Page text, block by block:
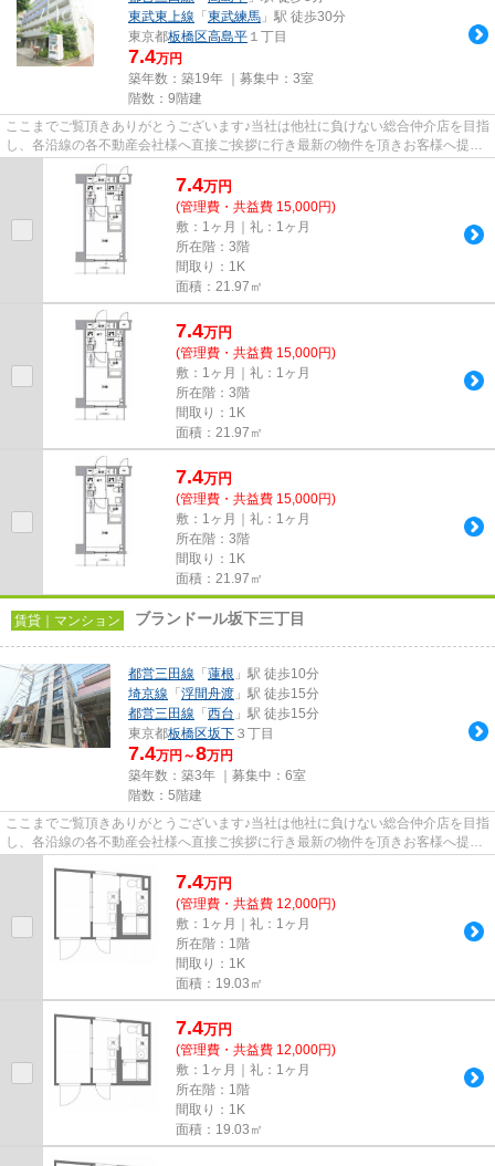
東武東上線 「 東武練馬 」駅 徒歩30分
東京都板橋区高島平 １丁目
7.4万円
築年数：築19年 ｜募集中： 3室
階数：9階建
ここまでご覧頂きありがとうございます♪当社は他社に負けない総合仲介店を目指
し、各沿線の各不動産会社様へ直接ご挨拶に行き最新の物件を頂きお客様へ提供
しております！最新の情報は...
7.4万円
(管理費・共益費 15,000円)
敷：1ヶ月｜礼：1ヶ月
所在階：3階
間取り：1K
面積：21.97㎡
7.4万円
(管理費・共益費 15,000円)
敷：1ヶ月｜礼：1ヶ月
所在階：3階
間取り：1K
面積：21.97㎡
7.4万円
(管理費・共益費 15,000円)
敷：1ヶ月｜礼：1ヶ月
所在階：3階
間取り：1K
面積：21.97㎡
賃貸｜マンション ブランドール坂下三丁目
都営三田線 「 蓮根 」駅 徒歩10分
埼京線 「 浮間舟渡 」駅 徒歩15分
都営三田線 「 西台 」駅 徒歩15分
東京都板橋区坂下 ３丁目
7.4万円～8万円
築年数：築3年 ｜募集中： 6室
階数：5階建
ここまでご覧頂きありがとうございます♪当社は他社に負けない総合仲介店を目指
し、各沿線の各不動産会社様へ直接ご挨拶に行き最新の物件を頂きお客様へ提供
7.4万円
(管理費・共益費 12,000円)
敷：1ヶ月｜礼：1ヶ月
所在階：1階
間取り：1K
面積：19.03㎡
7.4万円
(管理費・共益費 12,000円)
敷：1ヶ月｜礼：1ヶ月
所在階：1階
間取り：1K
面積：19.03㎡